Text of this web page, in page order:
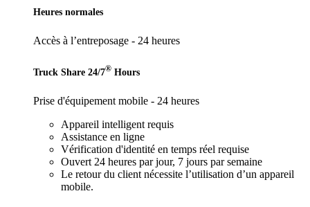
Heures normales
Accès à l’entreposage - 24 heures
Truck Share 24/7® Hours
Prise d'équipement mobile - 24 heures
Appareil intelligent requis
Assistance en ligne
Vérification d'identité en temps réel requise
Ouvert 24 heures par jour, 7 jours par semaine
Le retour du client nécessite l’utilisation d’un appareil
mobile.